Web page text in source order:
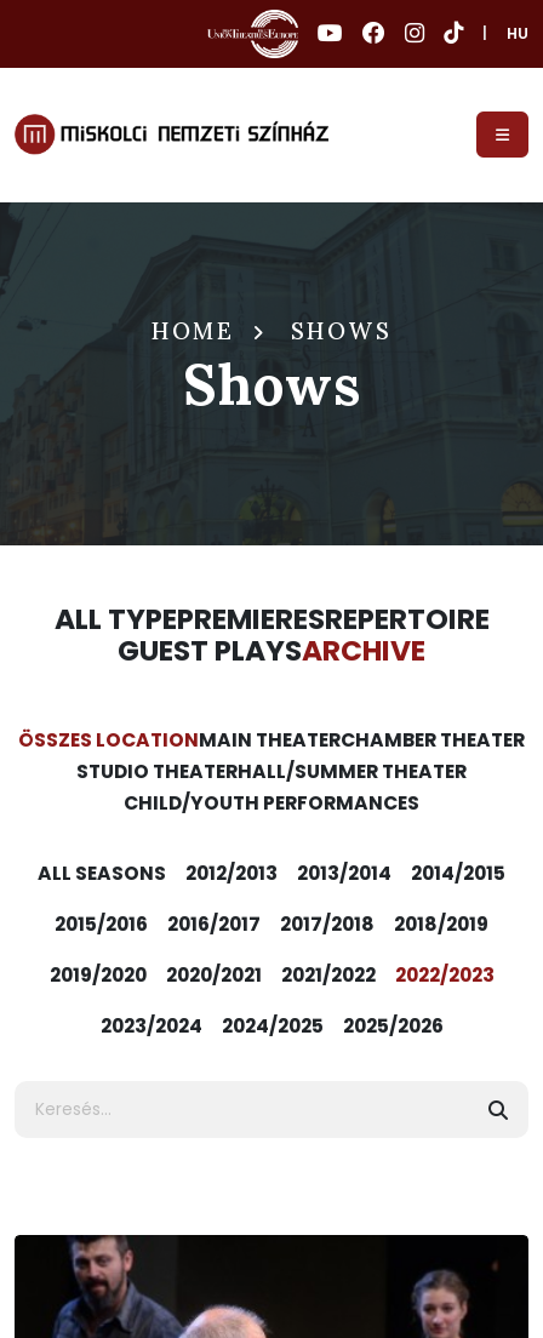
HU
HOME SHOWS
Shows
ALL TYPEPREMIERESREPERTOIRE
GUEST PLAYSARCHIVE
ÖSSZES LOCATIONMAIN THEATERCHAMBER THEATER
STUDIO THEATERHALL/SUMMER THEATER
CHILD/YOUTH PERFORMANCES
ALL SEASONS 2012/2013 2013/2014
2014/2015
2015/2016
2016/2017 2017/2018
2018/2019
2019/2020
2020/2021 2021/2022
2022/2023
2023/2024
2024/2025 2025/2026